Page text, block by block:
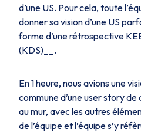
d’une US. Pour cela, toute
donner sa vision d’une US
forme d’une rétrospective
(KDS)__.
En 1 heure, nous avions une
commune d’une user story
au mur, avec les autres
de l’équipe et l’équipe s’y